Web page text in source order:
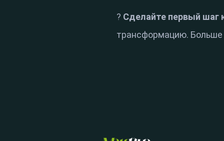
? Сделайте первый шаг
трансформацию.